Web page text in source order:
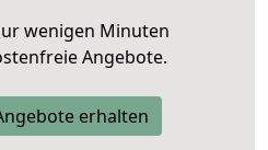
wenigen Minuten
Angebote.
erhalten